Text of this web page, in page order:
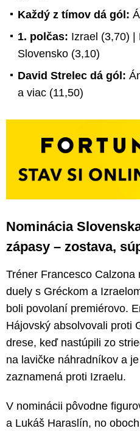
Každý z tímov dá gól:
1. polčas: Izrael (3,70) |
Slovensko (3,10)
David Strelec dá gól:
a viac (11,50)
Nominácia
zápasy – zostava,
Tréner Francesco
duely s Gréckom a
boli povolaní premiérovo.
Hájovský absolvovali proti
drese, keď nastúpili zo
na lavičke náhradníkov a
zaznamená proti Izraelu.
V nominácii pôvodne
a Lukáš Haraslín, no